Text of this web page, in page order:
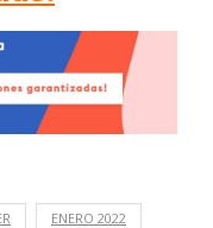
ENERO 2022